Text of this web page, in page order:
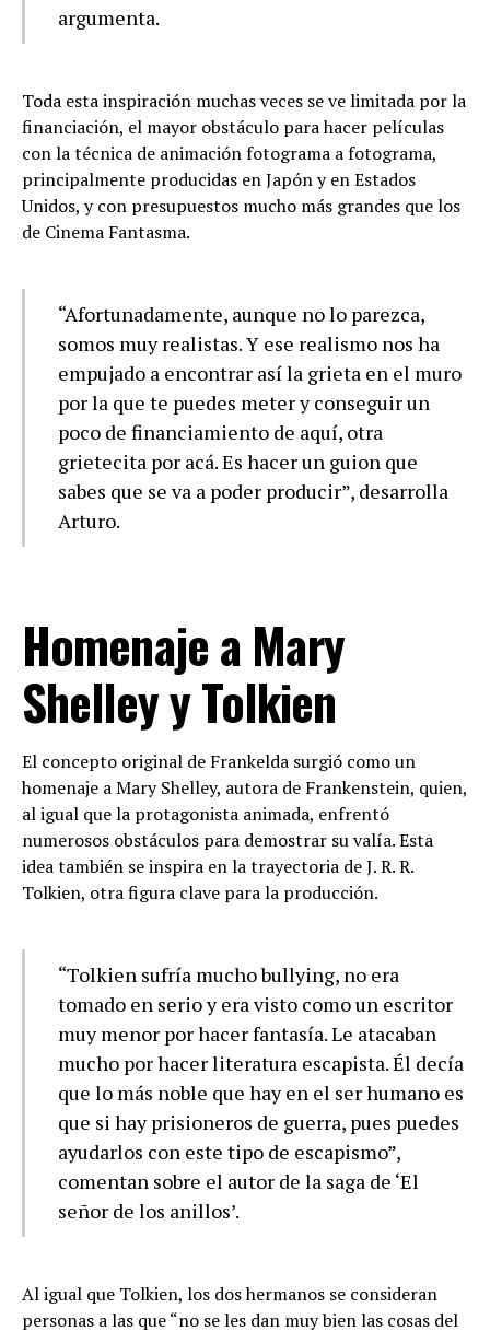
argumenta.
Toda esta inspiración muchas veces se ve limitada por la
financiación, el mayor obstáculo para hacer películas
con la técnica de animación fotograma a fotograma,
principalmente producidas en Japón y en Estados
Unidos, y con presupuestos mucho más grandes que los
de Cinema Fantasma.
“Afortunadamente, aunque no lo parezca,
somos muy realistas. Y ese realismo nos ha
empujado a encontrar así la grieta en el muro
por la que te puedes meter y conseguir un
poco de financiamiento de aquí, otra
grietecita por acá. Es hacer un guion que
sabes que se va a poder producir”, desarrolla
Arturo.
Homenaje a Mary
Shelley y Tolkien
El concepto original de Frankelda surgió como un
homenaje a Mary Shelley, autora de Frankenstein, quien,
al igual que la protagonista animada, enfrentó
numerosos obstáculos para demostrar su valía. Esta
idea también se inspira en la trayectoria de J. R. R.
Tolkien, otra figura clave para la producción.
“Tolkien sufría mucho bullying, no era
tomado en serio y era visto como un escritor
muy menor por hacer fantasía. Le atacaban
mucho por hacer literatura escapista. Él decía
que lo más noble que hay en el ser humano es
que si hay prisioneros de guerra, pues puedes
ayudarlos con este tipo de escapismo”,
comentan sobre el autor de la saga de ‘El
señor de los anillos’.
Al igual que Tolkien, los dos hermanos se consideran
personas a las que “no se les dan muy bien las cosas del